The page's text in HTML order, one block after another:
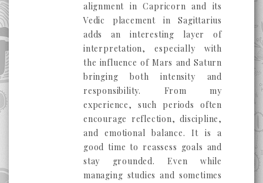
alignment in Capricorn and its
Vedic placement in Sagittarius
adds an interesting layer of
interpretation, especially with
the influence of Mars and Saturn
bringing both intensity and
responsibility. From my
experience, such periods often
encourage reflection, discipline,
and emotional balance. It is a
good time to reassess goals and
stay grounded. Even while
managing studies and sometimes